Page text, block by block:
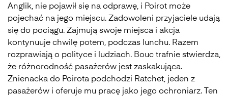
Anglik, nie pojawił się na odprawę, i Poirot może
pojechać na jego miejscu. Zadowoleni przyjaciele udają
się do pociągu. Zajmują swoje miejsca i akcja
kontynuuje chwilę potem, podczas lunchu. Razem
rozprawiają o polityce i ludziach. Bouc trafnie stwierdza,
że różnorodność pasażerów jest zaskakująca.
Znienacka do Poirota podchodzi Ratchet, jeden z
pasażerów i oferuje mu pracę jako jego ochroniarz. Ten